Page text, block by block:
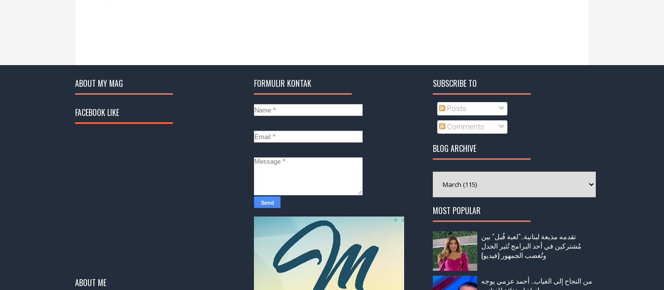
ABOUT MY MAG
FACEBOOK LIKE
ABOUT ME
FORMULIR KONTAK SUBSCRIBE TO
Posts
Comments
BLOG ARCHIVE
MOST POPULAR
تقدمه مذيعة لبنانية.."لعبة قُبل" بين
مُشتركين في أحد البرامج تُثير الجدل
وتُغضب الجمهور (فيديو)
من النجاح إلى الغياب.. أحمد عزمي يوجه